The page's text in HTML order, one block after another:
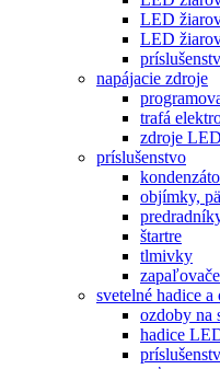
LED
LED
napájacie zdroje
trafá
zdroje LED
príslušenstvo
objímky,
štartre
tlmivky
zapaľovače
svetelné hadice a
ozdoby na
hadice